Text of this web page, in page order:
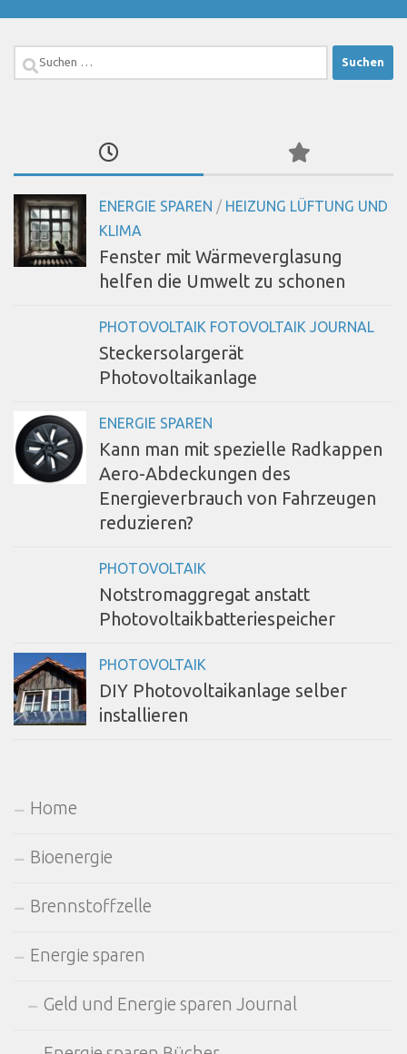
Suchen
ENERGIE SPAREN / HEIZUNG LÜFTUNG UND
KLIMA
Fenster mit Wärmeverglasung
helfen die Umwelt zu schonen
PHOTOVOLTAIK FOTOVOLTAIK JOURNAL
Steckersolargerät
Photovoltaikanlage
ENERGIE SPAREN
Kann man mit spezielle Radkappen
Aero-Abdeckungen des
Energieverbrauch von Fahrzeugen
reduzieren?
PHOTOVOLTAIK
Notstromaggregat anstatt
Photovoltaikbatteriespeicher
PHOTOVOLTAIK
DIY Photovoltaikanlage selber
installieren
Home
Bioenergie
Brennstoffzelle
Energie sparen
Geld und Energie sparen Journal